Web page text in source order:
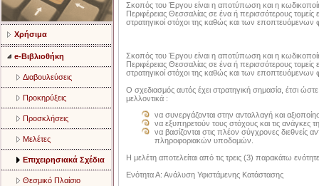
Χρήσιμα
e-Βιβλιοθήκη
Διαβουλεύσεις
Προκηρύξεις
Προσκλήσεις
Μελέτες
Επιχειρησιακά Σχέδια
Θεσμικό Πλαίσιο
Σκοπός του Έργου είναι η αποτύπωση και η
Περιφέρειας Θεσσαλίας σε ένα ή περισσότερους
στρατηγικοί στόχοι της καθώς και των
Σκοπός του Έργου είναι η αποτύπωση και η
Περιφέρειας Θεσσαλίας σε ένα ή περισσότερους
στρατηγικοί στόχοι της καθώς και των
Ο σχεδιασμός αυτός έχει στρατηγική σημασία, έτσι
μελλοντικά :
να συνεργάζονται στην ανταλλαγή και
να εξυπηρετούν τους στόχους και τις ανάγκες
να βασίζονται στις πλέον σύγχρονες διεθνείς
πληροφοριακών υποδομών.
Η μελέτη αποτελείται από τις τρεις (3) παρακάτω
Ενότητα Α: Ανάλυση Υφιστάμενης Κατάστασης